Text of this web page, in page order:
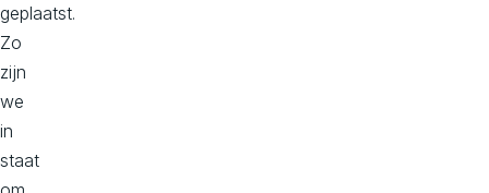
geplaatst.
Zo
zijn
we
in
staat